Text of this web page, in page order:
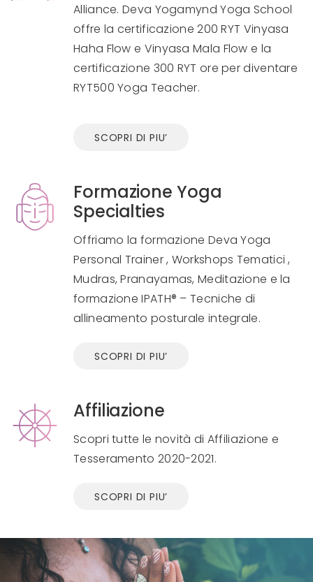
Alliance. Deva Yogamynd Yoga School
offre la certificazione 200 RYT Vinyasa
Haha Flow e Vinyasa Mala Flow e la
certificazione 300 RYT ore per diventare
RYT500 Yoga Teacher.
SCOPRI DI PIU’
Formazione Yoga
Specialties
Offriamo la formazione Deva Yoga
Personal Trainer , Workshops Tematici ,
Mudras, Pranayamas, Meditazione e la
formazione IPATH® – Tecniche di
allineamento posturale integrale.
SCOPRI DI PIU’
Affiliazione
Scopri tutte le novità di Affiliazione e
Tesseramento 2020-2021.
SCOPRI DI PIU’